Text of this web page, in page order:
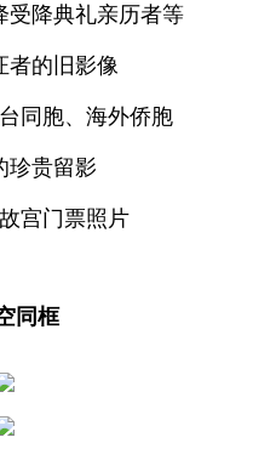
受降典礼亲历者等
者的旧影像
同胞、海外侨胞
珍贵留影
宫门票照片
同框